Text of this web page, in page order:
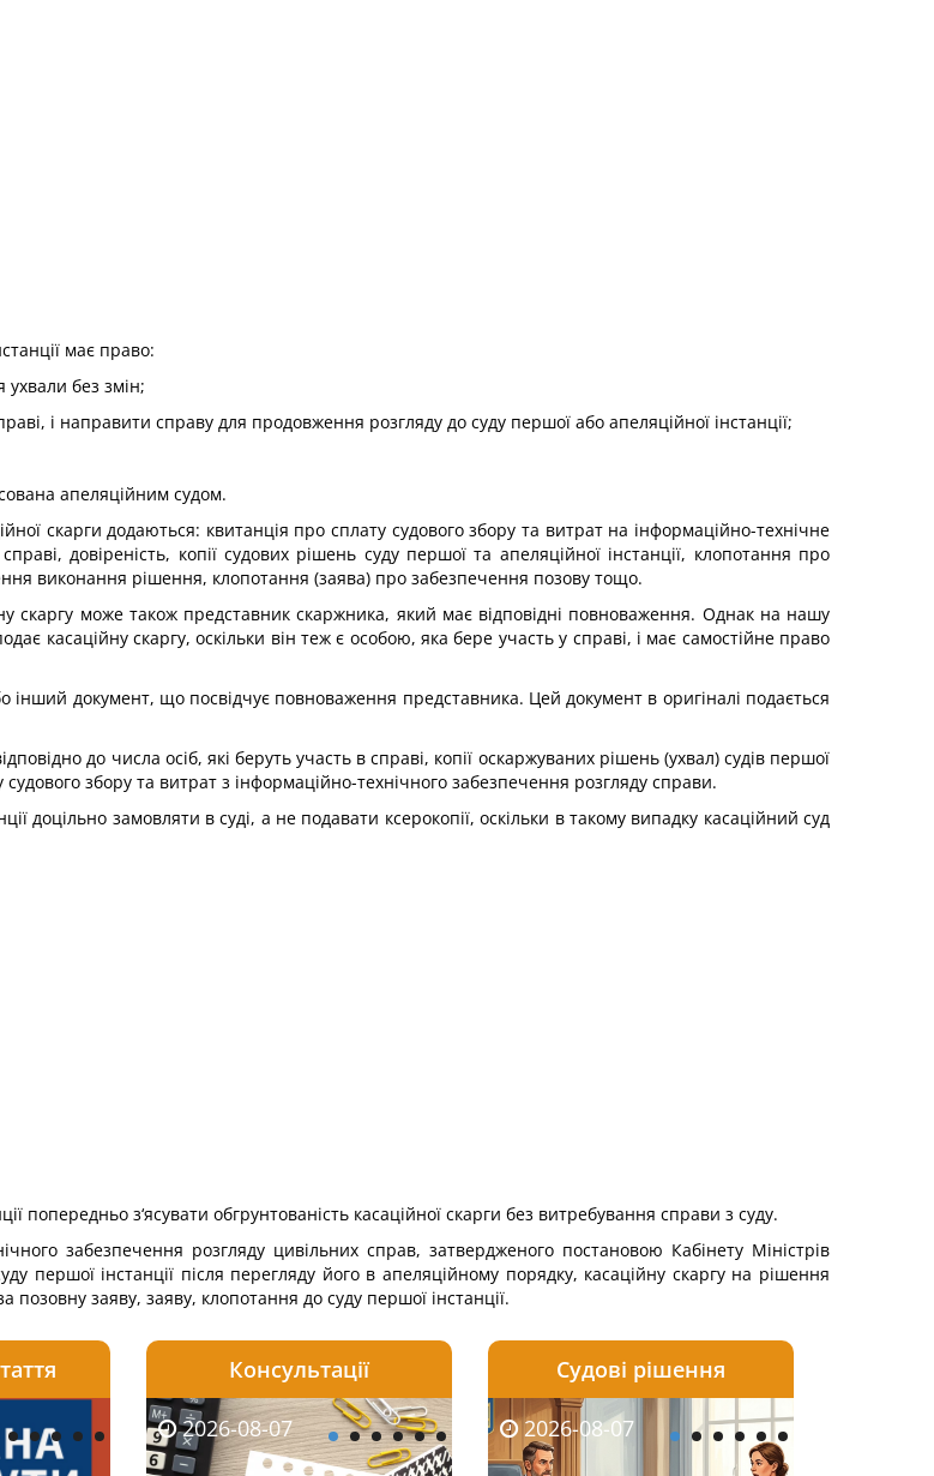
має право:
ухвали без змін;
і направити справу для продовження розгляду до суду першої або апеляційної інстанції;
апеляційним судом.
скарги додаються: квитанція про сплату судового збору та витрат на інформаційно-технічне
довіреність, копії судових рішень суду першої та апеляційної інстанції, клопотання про
виконання рішення, клопотання (заява) про забезпечення позову тощо.
скаргу може також представник скаржника, який має відпо­відні повноваження. Однак на нашу
касаційну скаргу, оскільки він теж є особою, яка бере участь у справі, і має самостійне право
інший документ, що посвідчує повноваження представника. Цей документ в оригіналі подається
до числа осіб, які беруть участь в справі, копії оскаржуваних рішень (ухвал) судів першої
збору та витрат з інформаційно-технічного забезпечення розгляду справи.
доцільно замовляти в суді, а не подавати ксерокопії, оскільки в такому випадку касаційний суд
попередньо з‘ясувати обгрунтованість касаційної скарги без витребування справи з суду.
забезпечення розгляду цивільних справ, затвердженого постановою Кабінету Міністрів
першої інстанції після перегляду його в апеляційному порядку, касаційну скаргу на рішення
заяву, заяву, клопотання до суду першої інстанції.
2026-08-06 2026-08-06 2026-08-05
2026-08-07 2026-08-04 2026-08-04
Консультації
2026-08-07 2026-08-07 2026-08-06
Судові рішення
2026-07-30 2026-08-07